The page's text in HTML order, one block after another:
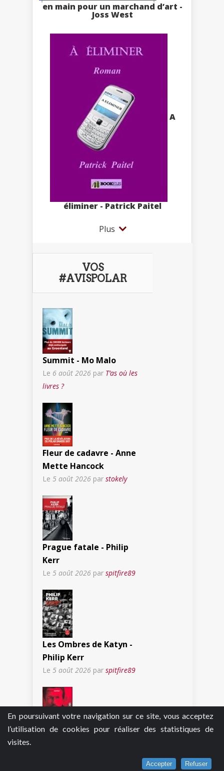
En poursuivant votre navigation sur ce site, vous acceptez
l’utilisation de cookies pour réaliser des statistiques de
visites.
Accepter Refuser
en main pour un marchand d’art -
Joss West
A
éliminer - Patrick Paitel
Plus
VOS
#AVISPOLAR
Summit - Mo Malo
Le 6 août 2026 par T’as où les
livres ?
Fleur de cadavre - Anne
Mette Hancock
Le 5 août 2026 par stokely
Prague fatale - Philip
Kerr
Le 5 août 2026 par spitfire89
Les Ombres de Katyn -
Philip Kerr
Le 5 août 2026 par spitfire89
24 heures avant la nuit